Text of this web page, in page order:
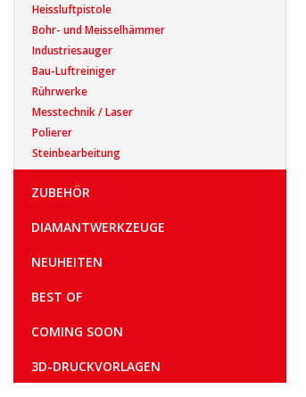
Heissluftpistole
Bohr- und Meisselhämmer
Industriesauger
Bau-Luftreiniger
Rührwerke
Messtechnik / Laser
Polierer
Steinbearbeitung
ZUBEHÖR
DIAMANTWERKZEUGE
NEUHEITEN
BEST OF
COMING SOON
3D-DRUCKVORLAGEN